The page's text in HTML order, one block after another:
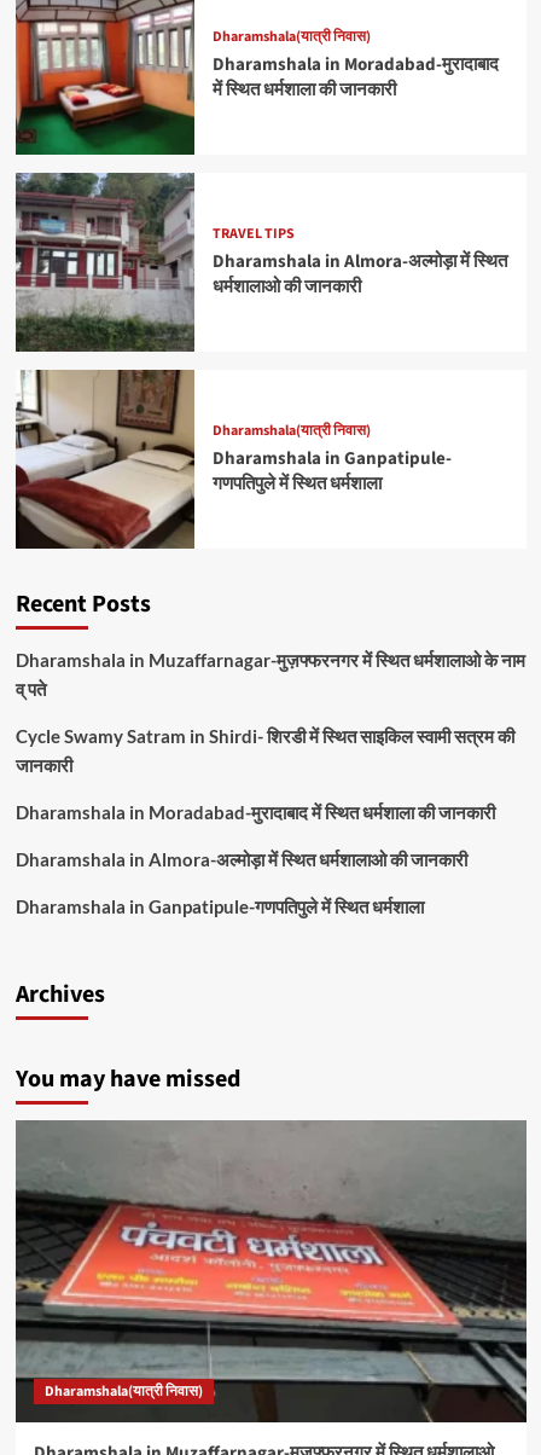
Dharamshala(यात्री निवास)
Dharamshala in Moradabad-मुरादाबाद
में स्थित धर्मशाला की जानकारी
TRAVEL TIPS
Dharamshala in Almora-अल्मोड़ा में स्थित
धर्मशालाओ की जानकारी
Dharamshala(यात्री निवास)
Dharamshala in Ganpatipule-
गणपतिपुले में स्थित धर्मशाला
Recent Posts
Dharamshala in Muzaffarnagar-मुज़फ्फरनगर में स्थित धर्मशालाओ के नाम
व् पते
Cycle Swamy Satram in Shirdi- शिरडी में स्थित साइकिल स्वामी सत्रम की
जानकारी
Dharamshala in Moradabad-मुरादाबाद में स्थित धर्मशाला की जानकारी
Dharamshala in Almora-अल्मोड़ा में स्थित धर्मशालाओ की जानकारी
Dharamshala in Ganpatipule-गणपतिपुले में स्थित धर्मशाला
Archives
You may have missed
Dharamshala(यात्री निवास)